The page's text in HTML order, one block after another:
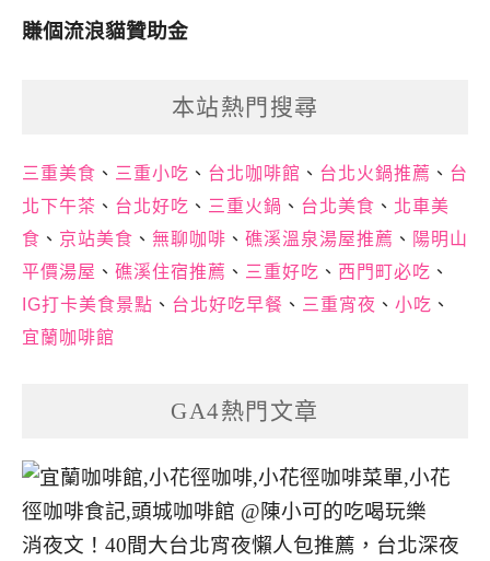
賺個流浪貓贊助金
本站熱門搜尋
三重美食 、 三重小吃 、 台北咖啡館 、 台北火鍋推薦 、 台
北下午茶 、 台北好吃 、 三重火鍋 、 台北美食 、 北車美
食 、 京站美食 、 無聊咖啡 、 礁溪溫泉湯屋推薦 、 陽明山
平價湯屋 、 礁溪住宿推薦 、 三重好吃 、 西門町必吃 、
IG打卡美食景點 、 台北好吃早餐 、 三重宵夜 、 小吃 、
宜蘭咖啡館
GA4熱門文章
消夜文！40間大台北宵夜懶人包推薦，台北深夜